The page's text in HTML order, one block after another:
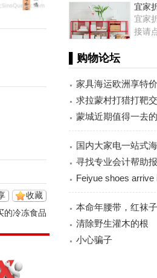
收藏
的冷冻食品
宜家
宜家
接请
▌购物论坛
家具海运欧洲享特
送一站式
求拉蒙村打猎打靶
蒙城近期值得一去
国内大家电一站式
对门服务
寻找专业会计帮助
Feiyue shoes arrive
store,
本命年腰带，红袜
有卖，地址
清除野生灌木的根
小心骗子